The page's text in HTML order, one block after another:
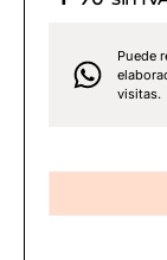
Puede
visitas.